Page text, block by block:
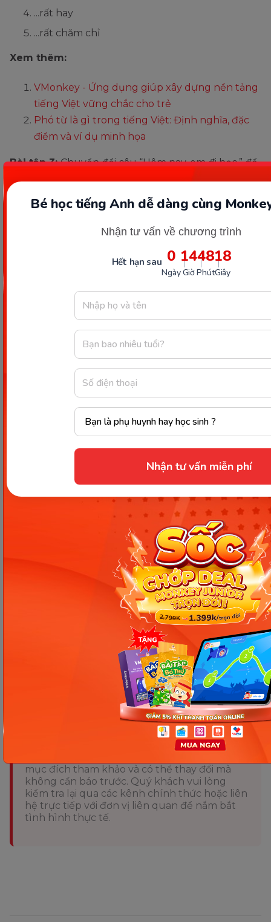
Bé học tiếng Anh dễ dàng cùng
Nhận tư vấn về chương trình
Hết hạn sau 0
Ngày
14
Giờ
48
Phút
17
Giây
Nhận tư vấn miễn phí
...rất hay
...rất chăm chỉ
Xem thêm:
VMonkey - Ứng dụng giúp xây dựng nền tảng
tiếng Việt vững chắc cho trẻ
Phó từ là gì trong tiếng Việt: Định nghĩa, đặc
điểm và ví dụ minh họa
Bài tập 3:Chuyển đổi câu “Hôm nay, em đi học.” để
bổ ngữ thành trạng ngữ:
Đáp án:
Em đi học hôm nay.
Em đi học vào hôm nay.
chỉ.” để bổ ngữ thành tân ngữ:
Em đọc sách một cách rất chăm chỉ.
Em đọc sách với sự chăm chỉ.
Bài tập vận dụng kiến thức bổ ngữ. (Ảnh: Sưu tầm Internet)
Như vậy, bài viết này đã giúp bạn hiểu rõ vềbổ ngữ
, cũng như vai trò cụ thể của thành phần bổ
ngữ trong một câu tiếng Việt. Bên cạnh đó, với
phần giải thích cách phân loại bổ ngữ trong tiếng
Việt một cách rõ ràng của Monkey kể trên, sẽ giúp
bạn dễ dàng ghi nhớ kiến thức và chinh phục kỳ thi
Chia sẻ ngay
mục đích tham khảo và có thể thay đổi mà
không cần báo trước. Quý khách vui lòng
kiểm tra lại qua các kênh chính thức hoặc liên
hệ trực tiếp với đơn vị liên quan để nắm bắt
tình hình thực tế.